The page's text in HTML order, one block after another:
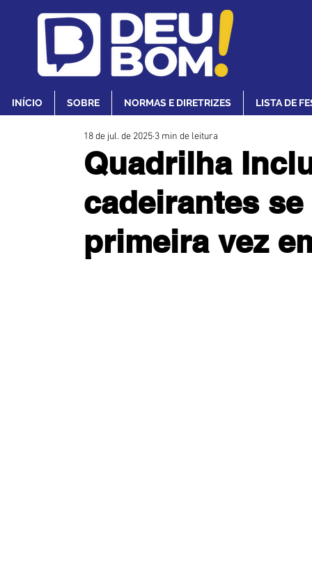
INÍCIO SOBRE NORMAS E DIRETRIZES LISTA DE
Quadrilha
cadeirantes
primeira vez
18 de jul. de 2025 3 min de leitura